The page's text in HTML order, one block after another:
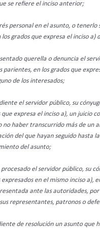
se refiere el inciso anterior;
personal en el asunto, o tenerlo
los grados que expresa el inciso a)
querella o denuncia el
parientes, en los grados que
de los interesados;
el servidor público, su
que expresa el inciso a), un juicio
no haber transcurrido más de un
del que hayan seguido hasta
del asunto;
el servidor público, su
expresados en el mismo inciso a),
ante las autoridades, por
representantes, patronos o
de resolución un asunto que